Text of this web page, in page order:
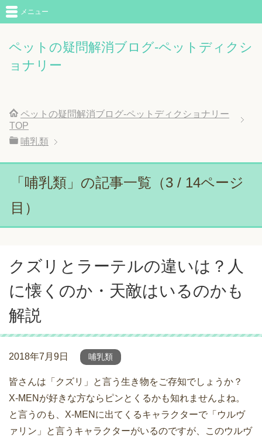
ペットの疑問解消ブログ-ペットディクシ
ョナリー
メニュー
ペットの疑問解消ブログ-ペットディクショナリー
TOP
哺乳類
「哺乳類」の記事一覧（3 / 14ページ
目）
クズリとラーテルの違いは？人
に懐くのか・天敵はいるのかも
解説
2018年7月9日 哺乳類
皆さんは「クズリ」と言う生き物をご存知でしょうか？
X-MENが好きな方ならピンとくるかも知れませんよね。
と言うのも、X-MENに出てくるキャラクターで「ウルヴ
ァリン」と言うキャラクターがいるのですが、このウルヴ